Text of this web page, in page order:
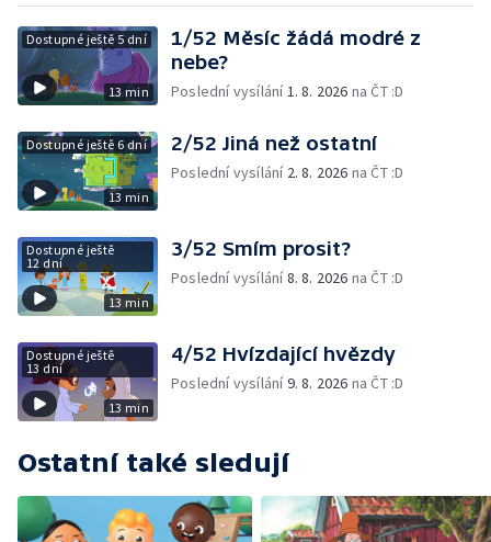
Dostupné ještě 5 dní
13 min
1/52 Měsíc žádá modré z
nebe?
Poslední vysílání1. 8. 2026 na ČT :D
Dostupné ještě 6 dní
13 min
2/52 Jiná než ostatní
Poslední vysílání 2. 8. 2026 na ČT :D
Dostupné ještě
12 dní
13 min
3/52 Smím prosit?
Poslední vysílání8. 8. 2026 na ČT :D
Dostupné ještě
13 dní
13 min
4/52 Hvízdající hvězdy
Poslední vysílání9. 8. 2026 na ČT :D
Ostatní také sledují